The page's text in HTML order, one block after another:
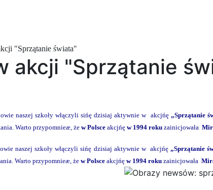
"Sprzątanie świata"
akcji "Sprzątanie
naszej szkoły włączyli sińę dzisiaj aktywnie w akcjńę „Sprzątanie
Warto przypomnieæ, że w Polsce akcjńę w 1994 roku zainicjowała
naszej szkoły włączyli sińę dzisiaj aktywnie w akcjńę „Sprzątanie
Warto przypomnieæ, że w Polsce akcjńę w 1994 roku zainicjowała